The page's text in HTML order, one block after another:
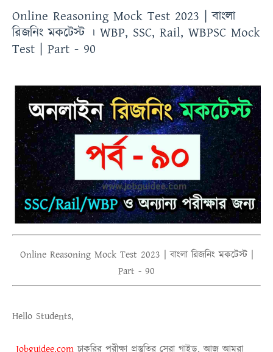
Online Reasoning Mock Test 2023 | বাংলা
রিজনিং মকটেস্ট । WBP, SSC, Rail, WBPSC Mock
Test | Part - 90
Online Reasoning Mock Test 2023 | বাংলা রিজনিং মকটেস্ট |
Part - 90
Hello Students,
Jobguidee.com চাকরির পরীক্ষা প্রস্তুতির সেরা গাইড, আজ আমরা